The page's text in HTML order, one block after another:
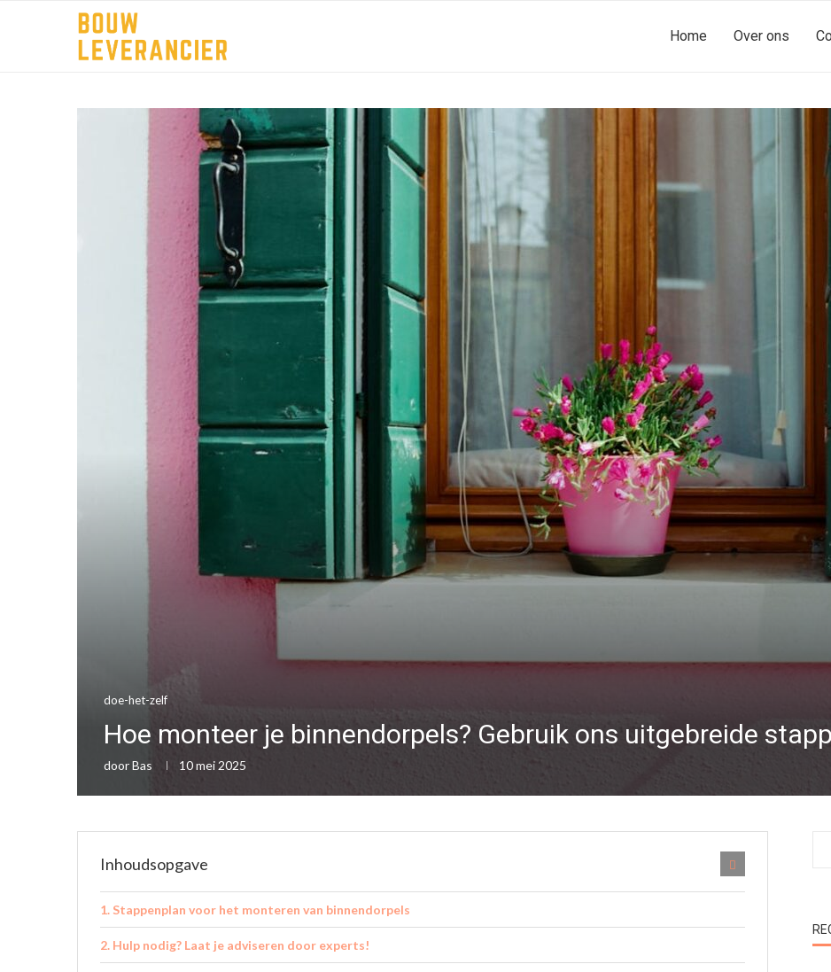
Home Over ons
doe-het-zelf
Hoe monteer je binnendorpels? Gebruik ons uitgebreide
doorBas 10 mei 2025
Inhoudsopgave
Stappenplan voor het monteren van binnendorpels
Hulp nodig? Laat je adviseren door experts!